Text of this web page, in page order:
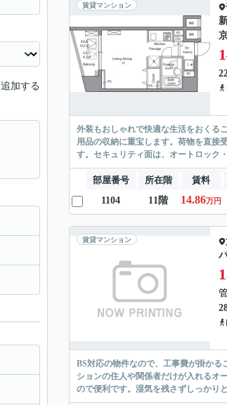
賃貸マンション
外装もおしゃれで快適な生活をおくる
用品の収納に重宝します。荷物を直接
す。セキュリティ面は、オートロック
部屋番号 所在階 賃料
1104
11階 14.86万円
賃貸マンション
BS対応の物件なので、工事費が掛かる
ションの住人や関係者だけが入れるオ
ので便利です。湿気を残さずしっかり
追加する